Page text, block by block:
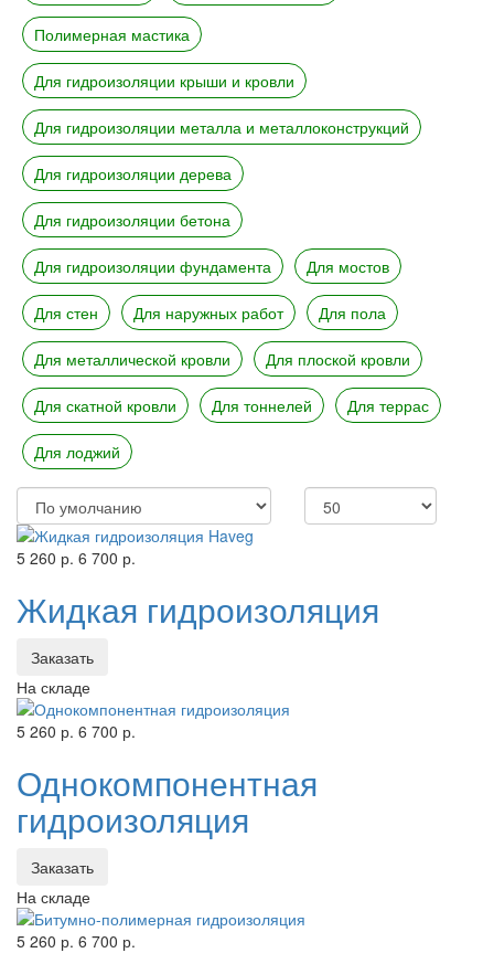
Полимерная мастика
Для гидроизоляции крыши и кровли
Для гидроизоляции металла и металлоконструкций
Для гидроизоляции дерева
Для гидроизоляции бетона
Для гидроизоляции фундамента Для мостов
Для стен Для наружных работ Для пола
Для металлической кровли Для плоской кровли
Для скатной кровли Для тоннелей Для террас
Для лоджий
5 260 р. 6 700 р.
Жидкая гидроизоляция
Заказать
На складе
5 260 р. 6 700 р.
Однокомпонентная
гидроизоляция
Заказать
На складе
5 260 р. 6 700 р.